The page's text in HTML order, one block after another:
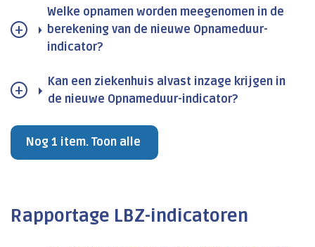
Welke opnamen worden meegenomen in de
berekening van de nieuwe Opnameduur-
indicator?
Kan een ziekenhuis alvast inzage krijgen in
de nieuwe Opnameduur-indicator?
Nog 1 item. Toon alle
Rapportage LBZ-indicatoren